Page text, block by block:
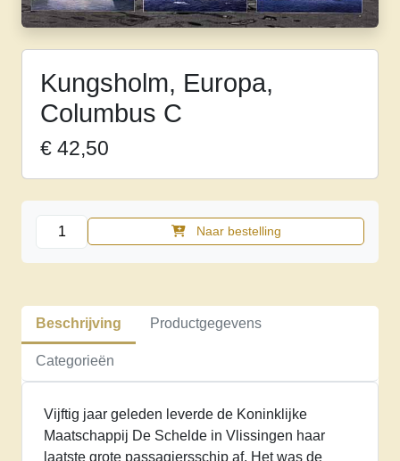
Kungsholm, Europa,
Columbus C
€ 42,50
Kungsholm,
Europa,
Columbus
aantal
Naar bestelling
Beschrijving Productgegevens
Categorieën
Vijftig jaar geleden leverde de Koninklijke
Maatschappij De Schelde in Vlissingen haar
laatste grote passagiersschip af. Het was de